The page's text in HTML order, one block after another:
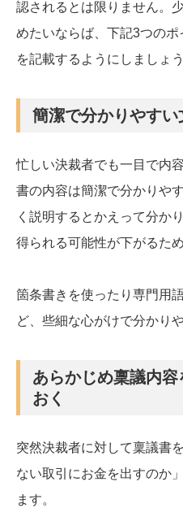
認されるとは限りません。
めたいならば、下記3つの
を記載するようにしましょう
簡潔で分かりやすい
忙しい決裁者でも一目で内
書の内容は簡潔で分かりや
く説明するとかえって分か
得られる可能性が下がるた
箇条書きを使ったり専門用
ど、些細な心がけで分かり
あらかじめ稟議内
おく
突然決裁者に対して稟議書
ない取引にお金を出すのか
ます。